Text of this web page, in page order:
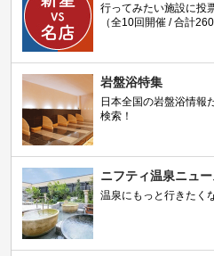
行ってみたい施設に投
（全10回開催 / 合計260
岩盤浴特集
日本全国の岩盤浴情報
検索！
ニフティ温泉ニュー
温泉にもっと行きたく